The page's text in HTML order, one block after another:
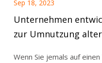
Sep 18, 2023
Unternehmen
zur Umnutzung
Wenn Sie jemals auf